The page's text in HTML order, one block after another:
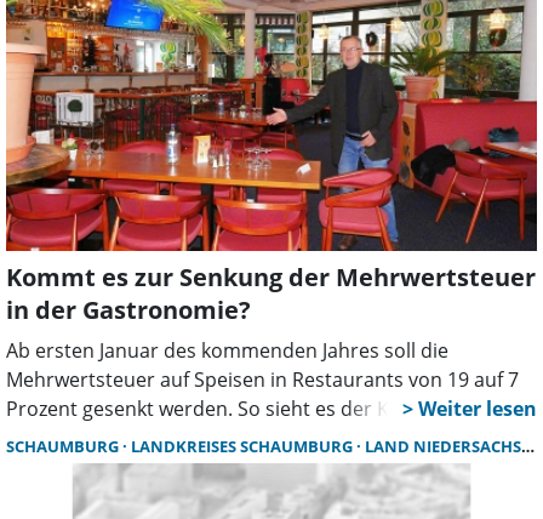
Kommt es zur Senkung der Mehrwertsteuer
in der Gastronomie?
Ab ersten Januar des kommenden Jahres soll die
Mehrwertsteuer auf Speisen in Restaurants von 19 auf 7
Prozent gesenkt werden. So sieht es der Koalitionsvertrag
der Bundesregierung vor. Im Endspurt, vor
entscheidenden Abstimmungen dazu, grätscht
Niedersachsens Finanzminister Gerald Heere (Grüne) mit
SCHAUMBURG LANDKREISES SCHAUMBURG LAND NIEDERSACHSEN